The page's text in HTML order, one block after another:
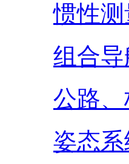
惯性
组合
公路
姿态